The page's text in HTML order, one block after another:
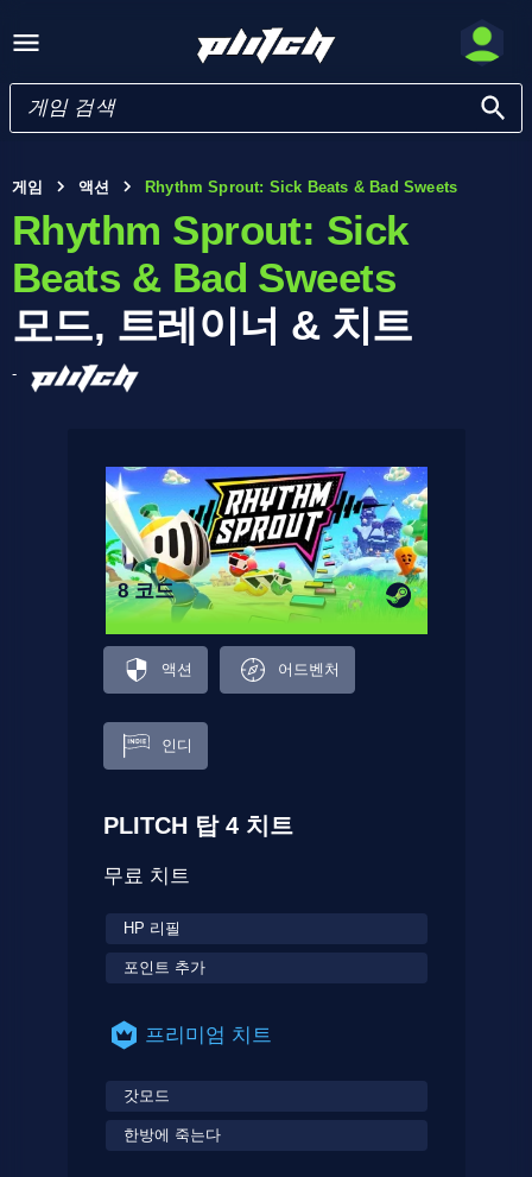
게임 액션 Rhythm Sprout: Sick Beats & Bad Sweets
Rhythm Sprout: Sick
Beats & Bad Sweets
모드, 트레이너 & 치트
-
8 코드
액션 어드벤처
인디
PLITCH 탑 4 치트
무료 치트
HP 리필
포인트 추가
프리미엄 치트
갓모드
한방에 죽는다